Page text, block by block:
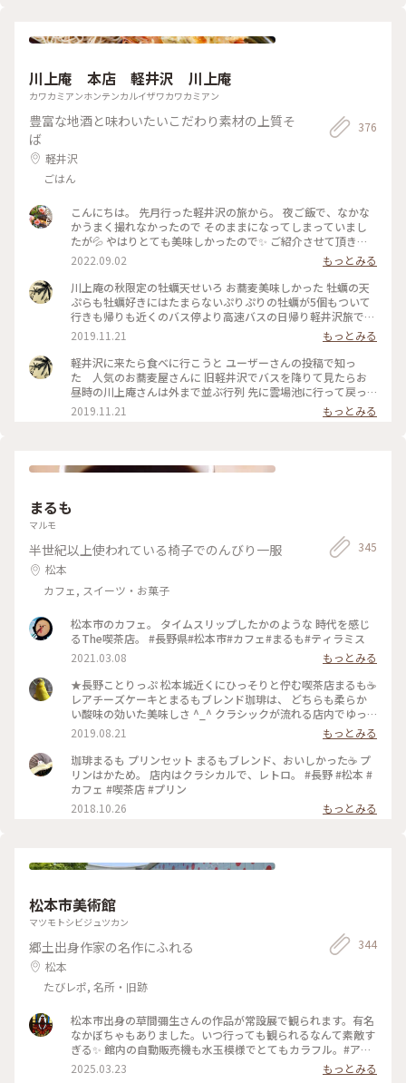
井沢だなと思った1日でた(^^)
川上庵 本店 軽井沢 川上庵
カワカミアンホンテンカルイザワカワカミアン
豊富な地酒と味わいたいこだわり素材の上質そ
ば
軽井沢
ごはん
376
こんにちは。 先月行った軽井沢の旅から。 夜ご飯で、なかな
かうまく撮れなかったので そのままになってしまっていまし
たが💦 やはりとても美味しかったので✨ ご紹介させて頂きま
すm(__)m♪ 『川上庵 せきれい橋店』さん。 ハルニレテラス
にあります。 川の音が聞こえるテラス席でのんびり 夜ご飯を
頂きました。 テーブルにはキャンドルが灯され 雰囲気があり
ました。 どちらのお料理もとても美味しかったのですが、 や
はりお蕎麦、天ぷらもサクッとして とても美味しく頂きまし
た♡ 店員さんにも良くして頂きましたm(__)m✨ またうかがい
たいです✨ ごちそうさまでした。 ★2枚目はお豆腐、お塩や薬
味で頂きます。 ★3枚目は豚の角煮。とろとろでした。 #川上
庵せきれい橋店 #川上庵 #ハルニレテラス #軽井沢 #軽井沢の
旅 #旅の思い出 #夏の思い出 #長野県 #旧軽井沢
2022.09.02
もっとみる
川上庵の秋限定の牡蠣天せいろ お蕎麦美味しかった 牡蠣の天
ぷらも牡蠣好きにはたまらないぷりぷりの牡蠣が5個もついて
行きも帰りも近くのバス停より高速バスの日帰り軽井沢旅でし
た
2019.11.21
もっとみる
軽井沢に来たら食べに行こうと ユーザーさんの投稿で知っ
た 人気のお蕎麦屋さんに 旧軽井沢でバスを降りて見たらお
昼時の川上庵さんは外まで並ぶ行列 先に雲場池に行って戻っ
たらすぐに入れました でも食べてるとまた行列〜 軽井沢の人
気のお蕎麦屋さん 入口の紅葉も綺麗でした #秋の色彩
2019.11.21 もっとみる
まるも
マルモ
半世紀以上使われている椅子でのんびり一服
松本
カフェ, スイーツ・お菓子
345
松本市のカフェ。 タイムスリップしたかのような 時代を感じ
るThe喫茶店。 #長野県#松本市#カフェ#まるも#ティラミス
2021.03.08
もっとみる
★長野ことりっぷ 松本城近くにひっそりと佇む喫茶店まるも☕️
レアチーズケーキとまるもブレンド珈琲は、 どちらも柔らか
い酸味の効いた美味しさ ^_^ クラシックが流れる店内でゆっ
くり旅の計画たてました🙂 #旅のひととき #ことりっぷ長野 #
珈琲
2019.08.21
もっとみる
珈琲まるも プリンセット まるもブレンド、おいしかった☕️ プ
リンはかため。 店内はクラシカルで、レトロ。 #長野 #松本 #
カフェ #喫茶店 #プリン
2018.10.26
もっとみる
松本市美術館
マツモトシビジュツカン
郷土出身作家の名作にふれる
松本
たびレポ, 名所・旧跡
344
松本市出身の草間彌生さんの作品が常設展で観られます。有名
なかぼちゃもありました。いつ行っても観られるなんて素敵す
ぎる✨ 館内の自動販売機も水玉模様でとてもカラフル。#アー
トな景色#美術館
2025.03.23 もっとみる